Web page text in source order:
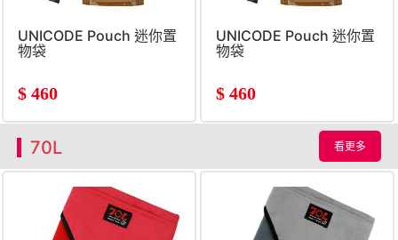
UNICODE Pouch 迷你置
物袋
$ 460
UNICODE Pouch 迷你置
物袋
$ 460
70L 看更多